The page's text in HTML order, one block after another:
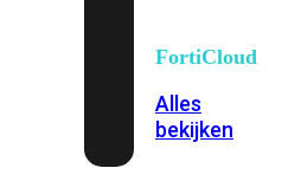
FortiCloud
Alles
bekijken